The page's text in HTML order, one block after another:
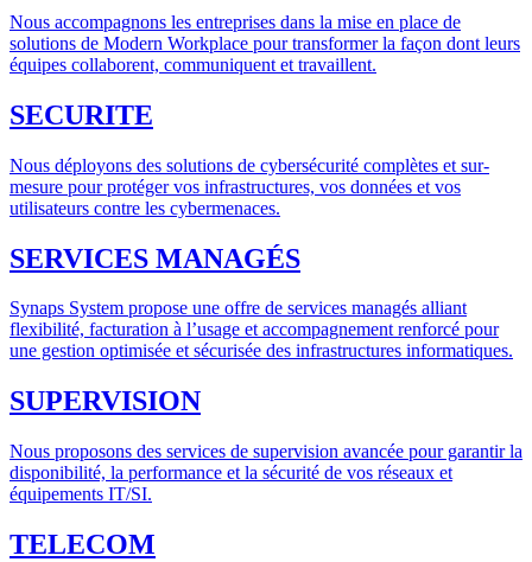
Nous accompagnons les entreprises dans la mise en place de
solutions de Modern Workplace pour transformer la façon dont leurs
équipes collaborent, communiquent et travaillent.
SECURITE
Nous déployons des solutions de cybersécurité complètes et sur-
mesure pour protéger vos infrastructures, vos données et vos
utilisateurs contre les cybermenaces.
SERVICES MANAGÉS
Synaps System propose une offre de services managés alliant
flexibilité, facturation à l’usage et accompagnement renforcé pour
une gestion optimisée et sécurisée des infrastructures informatiques.
SUPERVISION
Nous proposons des services de supervision avancée pour garantir la
disponibilité, la performance et la sécurité de vos réseaux et
équipements IT/SI.
TELECOM